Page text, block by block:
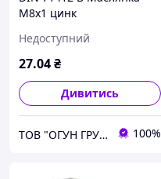
М8х1 цинк
Недоступний
27.04₴
Дивитись
ТОВ "ОГУН ГРУП" 100%